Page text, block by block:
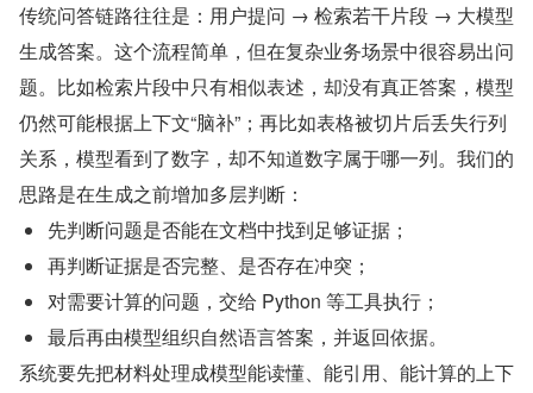
传统问答链路往往是：用户提问 → 检索若干片段 → 大模型
生成答案。这个流程简单，但在复杂业务场景中很容易出问
题。比如检索片段中只有相似表述，却没有真正答案，模型
仍然可能根据上下文“脑补”；再比如表格被切片后丢失行列
关系，模型看到了数字，却不知道数字属于哪一列。我们的
思路是在生成之前增加多层判断：
先判断问题是否能在文档中找到足够证据；
再判断证据是否完整、是否存在冲突；
对需要计算的问题，交给 Python 等工具执行；
最后再由模型组织自然语言答案，并返回依据。
系统要先把材料处理成模型能读懂、能引用、能计算的上下